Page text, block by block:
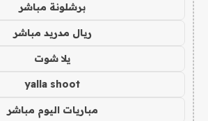
برشلونة مباشر
ريال مدريد مباشر
يلا شوت
yalla shoot
مباريات اليوم مباشر